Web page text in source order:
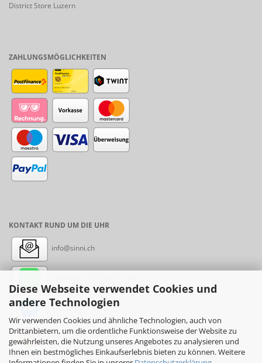
Diese Webseite verwendet Cookies und
andere Technologien
Wir verwenden Cookies und ähnliche Technologien, auch von
Drittanbietern, um die ordentliche Funktionsweise der Website zu
gewährleisten, die Nutzung unseres Angebotes zu analysieren und
Ihnen ein bestmögliches Einkaufserlebnis bieten zu können. Weitere
District Store Luzern
ZAHLUNGSMÖGLICHKEITEN
KONTAKT RUND UM DIE UHR
info@sinni.ch
Messenger: sinni.ch
Instagram: sinni_ch